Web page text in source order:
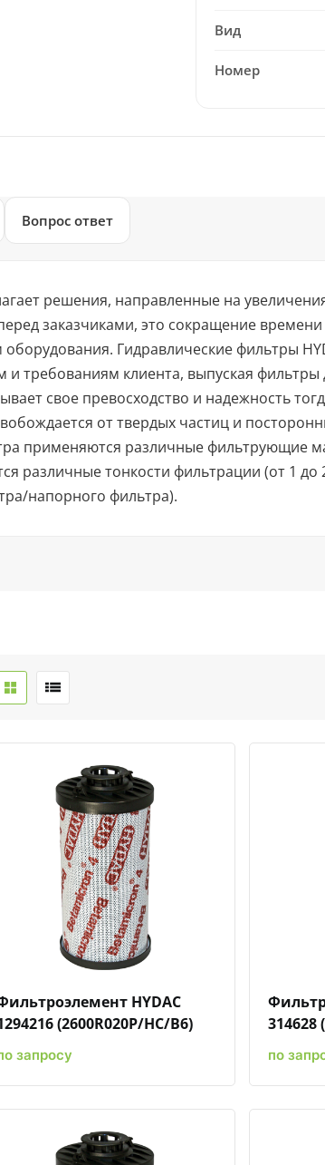
Вид
Номер
Вопрос ответ
решения, направленные на
заказчиками, это сокращение
оборудования. Гидравлические фильтры
требованиям клиента, выпуская
свое превосходство и надежность
от твердых частиц и
применяются различные фильтрующие
различные тонкости фильтрации (от 1
напорного фильтра).
Быстрый просмотрДобавить к сравнениюДобавить в избранное
HYDAC
(2600R020P/HC/B6)
запросу
314628
по